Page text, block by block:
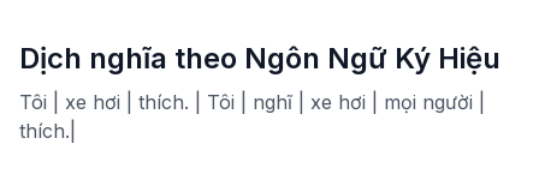
Dịch nghĩa theo Ngôn Ngữ Ký Hiệu
Tôi | xe hơi | thích. | Tôi | nghĩ | xe hơi | mọi người |
thích.|